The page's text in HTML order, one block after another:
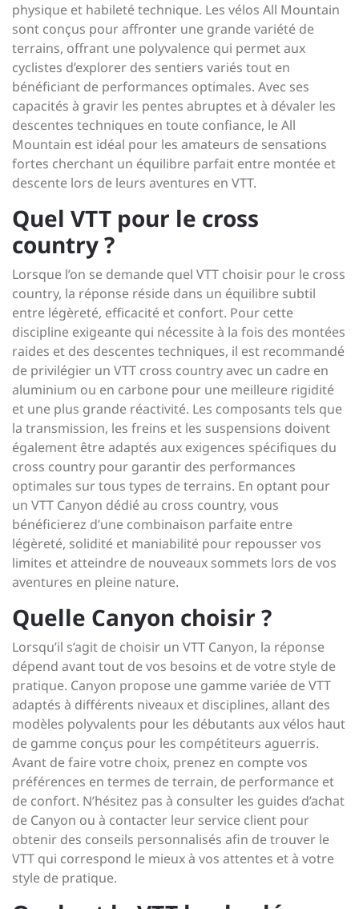
physique et habileté technique. Les vélos All Mountain
sont conçus pour affronter une grande variété de
terrains, offrant une polyvalence qui permet aux
cyclistes d’explorer des sentiers variés tout en
bénéficiant de performances optimales. Avec ses
capacités à gravir les pentes abruptes et à dévaler les
descentes techniques en toute confiance, le All
Mountain est idéal pour les amateurs de sensations
fortes cherchant un équilibre parfait entre montée et
descente lors de leurs aventures en VTT.
Quel VTT pour le cross
country ?
Lorsque l’on se demande quel VTT choisir pour le cross
country, la réponse réside dans un équilibre subtil
entre légèreté, efficacité et confort. Pour cette
discipline exigeante qui nécessite à la fois des montées
raides et des descentes techniques, il est recommandé
de privilégier un VTT cross country avec un cadre en
aluminium ou en carbone pour une meilleure rigidité
et une plus grande réactivité. Les composants tels que
la transmission, les freins et les suspensions doivent
également être adaptés aux exigences spécifiques du
cross country pour garantir des performances
optimales sur tous types de terrains. En optant pour
un VTT Canyon dédié au cross country, vous
bénéficierez d’une combinaison parfaite entre
légèreté, solidité et maniabilité pour repousser vos
limites et atteindre de nouveaux sommets lors de vos
aventures en pleine nature.
Quelle Canyon choisir ?
Lorsqu’il s’agit de choisir un VTT Canyon, la réponse
dépend avant tout de vos besoins et de votre style de
pratique. Canyon propose une gamme variée de VTT
adaptés à différents niveaux et disciplines, allant des
modèles polyvalents pour les débutants aux vélos haut
de gamme conçus pour les compétiteurs aguerris.
Avant de faire votre choix, prenez en compte vos
préférences en termes de terrain, de performance et
de confort. N’hésitez pas à consulter les guides d’achat
de Canyon ou à contacter leur service client pour
obtenir des conseils personnalisés afin de trouver le
VTT qui correspond le mieux à vos attentes et à votre
style de pratique.